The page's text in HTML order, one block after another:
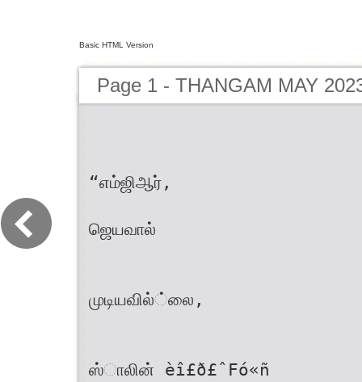
Basic HTML Version
Page 1 - THANGAM MAY
“எம்ஜிஆர்,
ஜெயவால்
முடியவில்்லை,
ஸ்ாலின் èî£ð£ˆFó«ñ